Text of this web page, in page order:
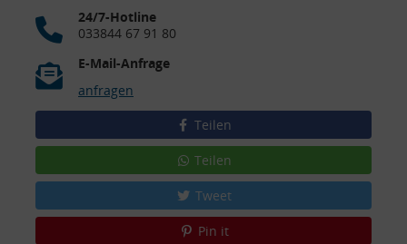
24/7-Hotline
033844 67 91 80
E-Mail-Anfrage
anfragen
Teilen
Teilen
Tweet
Pin it